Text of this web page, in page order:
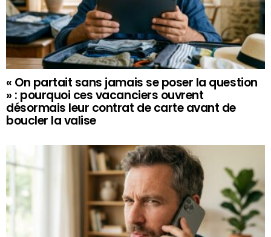
« On partait sans jamais se poser la question
» : pourquoi ces vacanciers ouvrent
désormais leur contrat de carte avant de
boucler la valise